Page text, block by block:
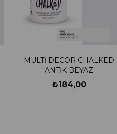
MULTİ DECOR CHALKED
ANTİK BEYAZ
₺184,00